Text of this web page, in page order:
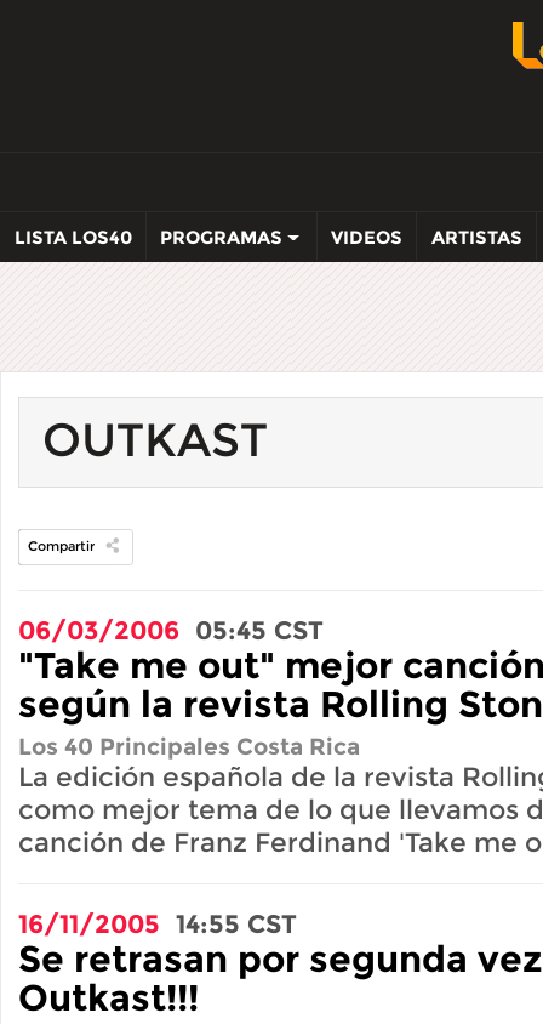
LISTA LOS40 PROGRAMAS VIDEOS ARTISTAS
OUTKAST
Compartir
06/03/2006 05:45 CST
"Take me out" mejor
según la revista Rolling
Los 40 Principales Costa Rica
La edición española de la revista
como mejor tema de lo que llevamos
canción de Franz Ferdinand 'Take me
16/11/2005 14:55 CST
Se retrasan por segunda
Outkast!!!